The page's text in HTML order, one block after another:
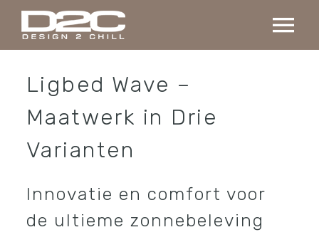
naar
inhoud
Collectie
Projecten
Ligbed Wave –
Maatwerk in Drie
Varianten
Innovatie en comfort voor
de ultieme zonnebeleving